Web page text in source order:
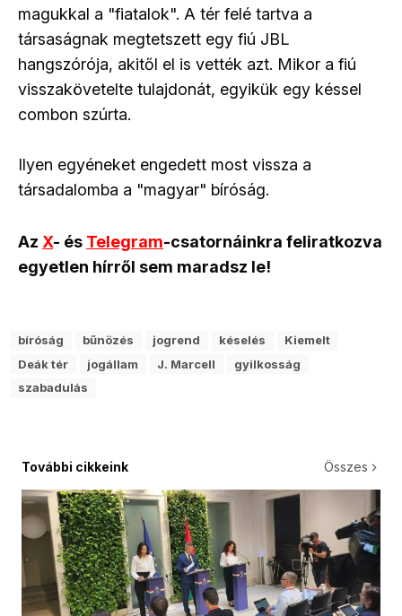
magukkal a "fiatalok". A tér felé tartva a
társaságnak megtetszett egy fiú JBL
hangszórója, akitől el is vették azt. Mikor a fiú
visszakövetelte tulajdonát, egyikük egy késsel
combon szúrta.
Ilyen egyéneket engedett most vissza a
társadalomba a "magyar" bíróság.
Az X- és Telegram-csatornáinkra feliratkozva
egyetlen hírről sem maradsz le!
bíróság bűnözés jogrend késelés
Kiemelt
Deák tér
jogállam J. Marcell
gyilkosság
szabadulás
További cikkeink Összes